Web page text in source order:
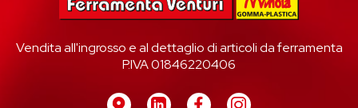
Vendita all'ingrosso e al dettaglio di articoli da ferramenta
P.IVA 01846220406